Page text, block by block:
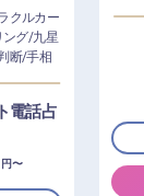
クルカー
ング/九星
断/手相
電話占
円〜